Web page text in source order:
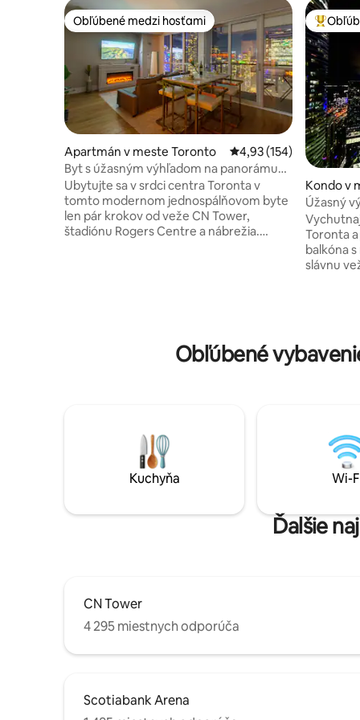
Obľúbené medzi hosťami
Obľúbené medzi hosťami
Apartmán v meste Toronto Priemerné
4,93 (154)
Byt s úžasným výhľadom na panorámu
mesta, pár krokov od veže CN Tower
Ubytujte sa v srdci centra Toronta v
tomto modernom jednospálňovom byte
len pár krokov od veže CN Tower,
štadiónu Rogers Centre a nábrežia.
súkromnom balkóne. Apartmán ponúka
Kondo v
Úžasný
srdci
Toronta
balkóna
slávnu
Union
Tower,
Obľúbené
Kuchyňa Wi-
Ďalšie
CN Tower
4 295 miestnych odporúča
Scotiabank Arena